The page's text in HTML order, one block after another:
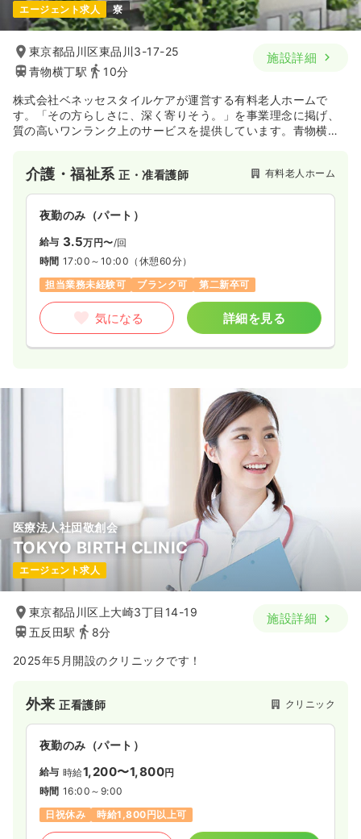
エージェント求人 寮
東京都品川区東品川3-17-25
青物横丁駅
10分
施設詳細
株式会社ベネッセスタイルケアが運営する有料老人ホームで
す。「その方らしさに、深く寄りそう。」を事業理念に掲げ、
質の高いワンランク上のサービスを提供しています。青物横丁
介護・福祉系正・准看護師 有料老人ホーム
夜勤のみ（パート）
給与 3.5万円〜/回
時間 17:00～10:00 （休憩60分）
担当業務未経験可
ブランク可 第二新卒可
気になる 詳細を見る
医療法人社団敬創会
TOKYO BIRTH CLINIC
エージェント求人
東京都品川区上大崎3丁目14-19
五反田駅
8分
施設詳細
2025年5月開設のクリニックです！
外来正看護師 クリニック
夜勤のみ（パート）
給与 時給1,200〜1,800円
時間 16:00～9:00
日祝休み
時給1,800円以上可